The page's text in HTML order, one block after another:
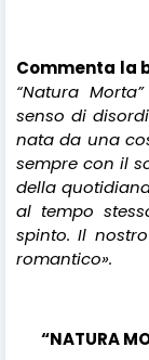
Commenta la
“Natura
senso di
nata da una
sempre con il
della
al tempo
spinto. Il
romantico».
“NATURA